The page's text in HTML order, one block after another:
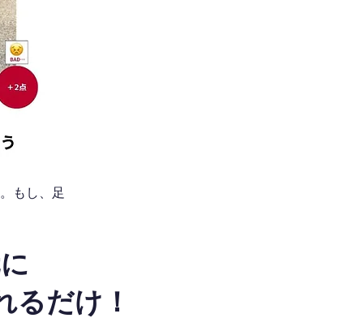
もし、足
るだけ！